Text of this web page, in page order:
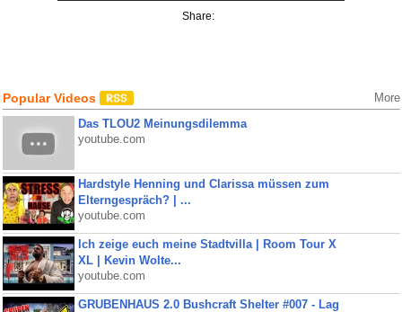
Share:
Popular Videos More
Das TLOU2 Meinungsdilemma
youtube.com
Hardstyle Henning und Clarissa müssen zum
Elterngespräch? | ...
youtube.com
Ich zeige euch meine Stadtvilla | Room Tour X
XL | Kevin Wolte...
youtube.com
GRUBENHAUS 2.0 Bushcraft Shelter #007 - Lag